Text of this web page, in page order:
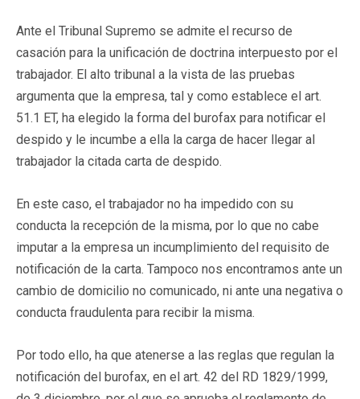
Ante el Tribunal Supremo se admite el recurso de
casación para la unificación de doctrina interpuesto por el
trabajador. El alto tribunal a la vista de las pruebas
argumenta que la empresa, tal y como establece el art.
51.1 ET, ha elegido la forma del burofax para notificar el
despido y le incumbe a ella la carga de hacer llegar al
trabajador la citada carta de despido.
En este caso, el trabajador no ha impedido con su
conducta la recepción de la misma, por lo que no cabe
imputar a la empresa un incumplimiento del requisito de
notificación de la carta. Tampoco nos encontramos ante un
cambio de domicilio no comunicado, ni ante una negativa o
conducta fraudulenta para recibir la misma.
Por todo ello, ha que atenerse a las reglas que regulan la
notificación del burofax, en el art. 42 del RD 1829/1999,